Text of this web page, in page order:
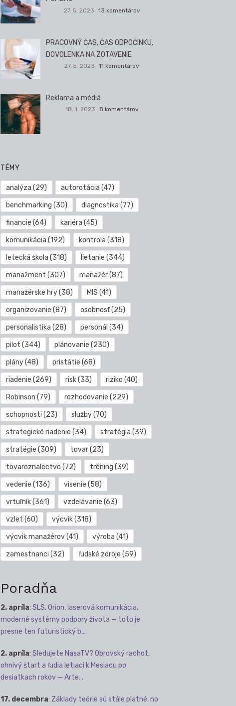
27. 5. 2023 13 komentárov
PRACOVNÝ ČAS, ČAS ODPOČINKU,
DOVOLENKA NA ZOTAVENIE
27. 5. 2023 11 komentárov
Reklama a médiá
18. 1. 2023 8 komentárov
TÉMY
analýza (29) autorotácia (47)
benchmarking (30) diagnostika (77)
financie (64) kariéra (45)
komunikácia (192) kontrola (318)
letecká škola (318) lietanie (344)
manažment (307) manažér(87)
manažérske hry(38) MIS (41)
organizovanie (87) osobnosť(25)
personalistika (28) personál (34)
pilot (344) plánovanie (230)
plány(48) pristátie (68)
riadenie (269) risk(33) riziko (40)
Robinson (79) rozhodovanie (229)
schopnosti (23) služby(70)
strategické riadenie (34) stratégia (39)
stratégie (309) tovar(23)
tovaroznalectvo (72) tréning (39)
vedenie (136) visenie (58)
vrtuľník(361) vzdelávanie (63)
vzlet (60) výcvik(318)
výcvik manažérov(41) výroba (41)
zamestnanci (32) ľudské zdroje (59)
Poradňa
2. apríla: SLS, Orion, laserová komunikácia,
moderné systémy podpory života — toto je
presne ten futuristický b...
2. apríla: Sledujete NasaTV? Obrovský rachot,
ohnivý štart a ľudia letiaci k Mesiacu po
desiatkach rokov — Arte...
17. decembra: Základy teórie sú stále platné, no